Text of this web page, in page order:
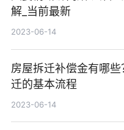
解_当前最新
2023-06-14
房屋拆迁补偿金有哪些
迁的基本流程
2023-06-14